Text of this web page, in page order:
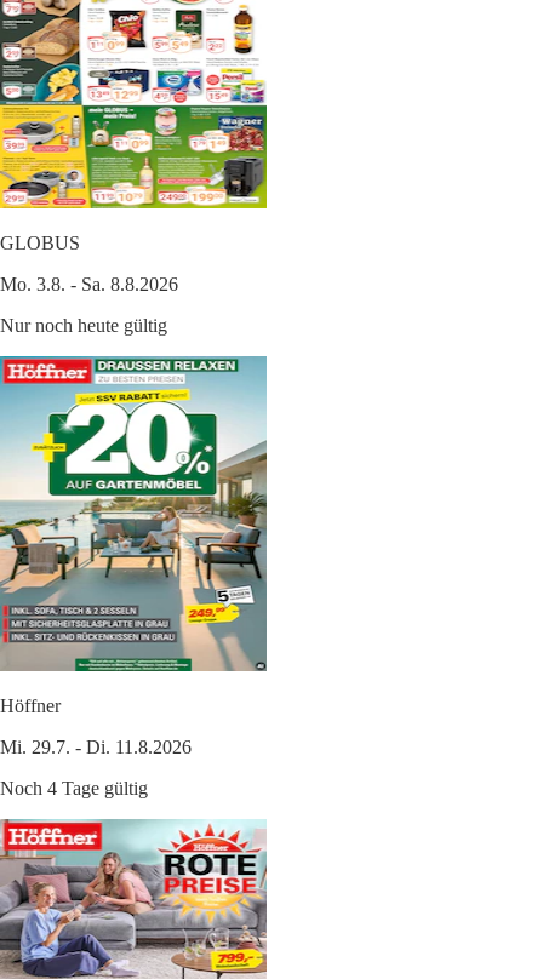
GLOBUS
Mo. 3.8. - Sa. 8.8.2026
Nur noch heute gültig
Höffner
Mi. 29.7. - Di. 11.8.2026
Noch 4 Tage gültig